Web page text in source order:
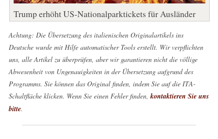
Trump erhöht US-Nationalparktickets für Ausländer
Achtung: Die Übersetzung des italienischen Originalartikels ins
Deutsche wurde mit Hilfe automatischer Tools erstellt. Wir verpflichten
uns, alle Artikel zu überprüfen, aber wir garantieren nicht die völlige
Abwesenheit von Ungenauigkeiten in der Übersetzung aufgrund des
Programms. Sie können das Original finden, indem Sie auf die ITA-
Schaltfläche klicken. Wenn Sie einen Fehler finden,kontaktieren Sie uns
bitte.